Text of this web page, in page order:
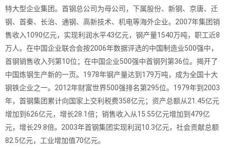
特大型企业集团。首钢总公司为母公司，下属股份、新钢、京唐、迁
钢、首秦、长治、通钢、高新技术、机电等海外企业。2007年集团销
售收入1090亿元，实现利润水平43亿元，钢产量1540万吨，职工近8
万人。在中国企业联合会按2006年数据评选的中国制造业500强中，
首钢销售收入列第10位；在中国企业500强中首钢列第36位。揭开了
中国炼钢生产新的一页。1978年钢产量达到179万吨，成为全国十大
钢铁企业之一。2012年财富世界500强排名第295位。1979年到2003
年，首钢集团累计向国家上交利税费358亿元；资产总额从21.45亿元
增加到626亿元，增长28.1倍；销售收入从15.55亿元增加到479亿
元，增长29.8倍。2003年首钢集团实现利润10.3亿元，社会贡献总额
82.5亿元，工业增加值70亿元。